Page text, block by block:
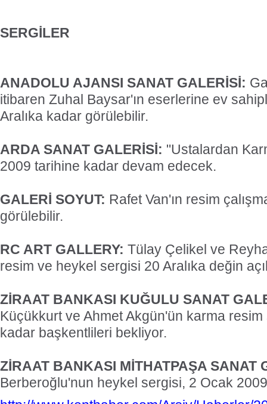
SERGİLER
ANADOLU AJANSI SANAT GALERİSİ:
itibaren Zuhal Baysar'ın eserlerine ev
Aralıka kadar görülebilir.
ARDA SANAT GALERİSİ: "Ustalardan
2009 tarihine kadar devam edecek.
GALERİ SOYUT: Rafet Van'ın resim
görülebilir.
RC ART GALLERY: Tülay Çelikel ve
resim ve heykel sergisi 20 Aralıka değin
ZİRAAT BANKASI KUĞULU SANAT
Küçükkurt ve Ahmet Akgün'ün karma resim
kadar başkentlileri bekliyor.
ZİRAAT BANKASI MİTHATPAŞA SANAT
Berberoğlu'nun heykel sergisi, 2 Ocak